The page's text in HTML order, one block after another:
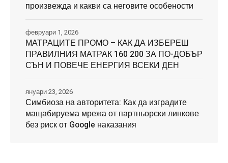
произвежда и какви са неговите особености
МАТРАЦИТЕ ПРОМО – КАК ДА ИЗБЕРЕШ
ПРАВИЛНИЯ МАТРАК 160 200 ЗА ПО-ДОБЪР
СЪН И ПОВЕЧЕ ЕНЕРГИЯ ВСЕКИ ДЕН
февруари 1, 2026
Симбиоза на авторитета: Как да изградите
мащабируема мрежа от партньорски линкове
без риск от Google наказания
януари 23, 2026